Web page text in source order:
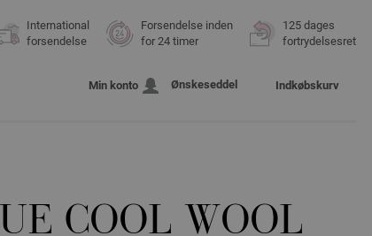
International
forsendelse
Forsendelse inden
for 24 timer
125 dages
fortrydelsesret
Min konto Ønskeseddel Indkøbskurv
COOL WOOL